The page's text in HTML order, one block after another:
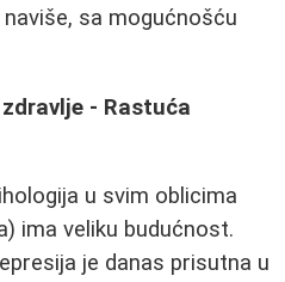
sa mogućnošću
- Rastuća
u svim oblicima
ima veliku budućnost.
je danas prisutna u